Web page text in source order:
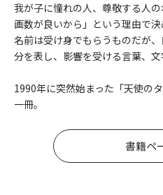
我が子に憧れの人、尊敬する人の
画数が良いから」という理由で決
名前は受け身でもらうものだが
分を表し、影響を受ける言葉、文
1990年に突然始まった「天使の
一冊。
書籍ペ